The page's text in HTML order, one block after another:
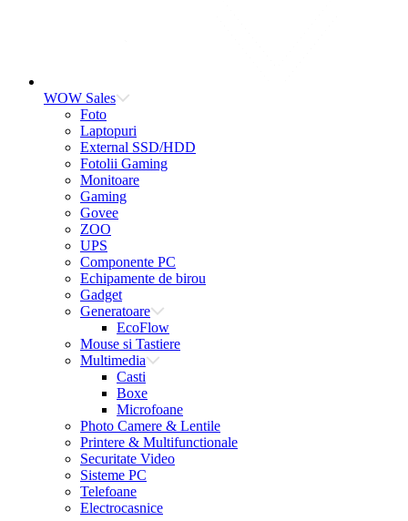
WOW Sales
Foto
Laptopuri
External SSD/HDD
Fotolii Gaming
Monitoare
Gaming
Govee
ZOO
UPS
Componente PC
Echipamente de birou
Gadget
Generatoare
EcoFlow
Mouse si Tastiere
Multimedia
Casti
Boxe
Microfoane
Photo Camere & Lentile
Printere & Multifunctionale
Securitate Video
Sisteme PC
Telefoane
Electrocasnice